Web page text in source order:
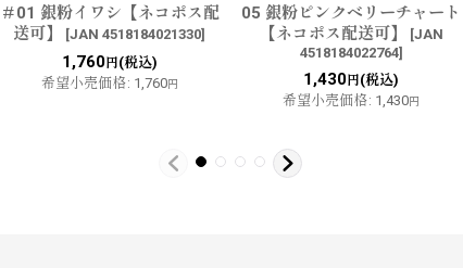
＃01 銀粉イワシ【ネコポス配
送可】
[JAN 4518184021330]
1,760円(税込)
希望小売価格: 1,760円
05 銀粉ピンクベリーチャート
【ネコポス配送可】
[JAN
4518184022764]
1,430 円(税込)
希望小売価格: 1,430円